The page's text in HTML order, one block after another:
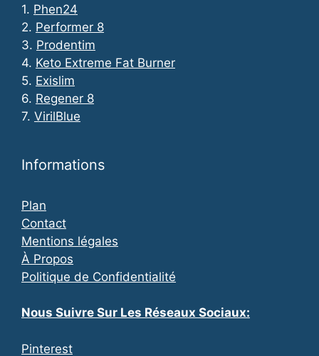
1. Phen24
2. Performer 8
3. Prodentim
4. Keto Extreme Fat Burner
5. Exislim
6. Regener 8
7. VirilBlue
Informations
Plan
Contact
Mentions légales
À Propos
Politique de Confidentialité
Nous Suivre Sur Les Réseaux Sociaux:
Pinterest